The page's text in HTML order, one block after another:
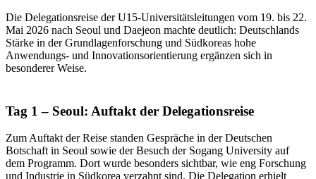
Die Delegationsreise der U15-Universitätsleitungen vom 19. bis 22.
Mai 2026 nach Seoul und Daejeon machte deutlich: Deutschlands
Stärke in der Grundlagenforschung und Südkoreas hohe
Anwendungs- und Innovationsorientierung ergänzen sich in
besonderer Weise.
Tag 1 – Seoul: Auftakt der Delegationsreise
Zum Auftakt der Reise standen Gespräche in der Deutschen
Botschaft in Seoul sowie der Besuch der Sogang University auf
dem Programm. Dort wurde besonders sichtbar, wie eng Forschung
und Industrie in Südkorea verzahnt sind. Die Delegation erhielt